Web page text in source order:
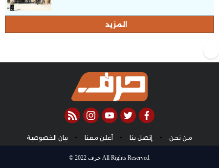
المزيد
facebook
twitter
youtube
instagram
rss feed
من نحن - إتصل بنا - أعلن معنا - بيان الخصوصية
© 2022 حرف All Rights Reserved.